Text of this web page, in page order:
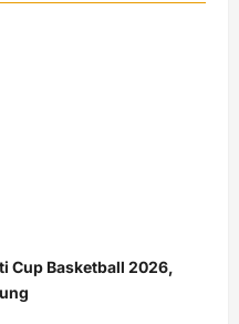
Cup Basketball 2026,